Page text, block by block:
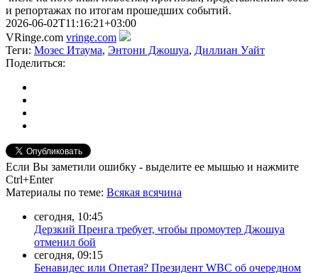
и репортажах по итогам прошедших событий.
2026-06-02T11:16:21+03:00
VRinge.com vringe.com
Теги: Мозес Итаума, Энтони Джошуа, Диллиан Уайт
Поделиться:
Если Вы заметили ошибку - выделите ее мышью и нажмите
Ctrl+Enter
Материалы по теме: Всякая всячина
сегодня, 10:45
Дерзкий Пренга требует, чтобы промоутер Джошуа
отменил бой
сегодня, 09:15
Бенавидес или Опетая? Президент WBC об очередном